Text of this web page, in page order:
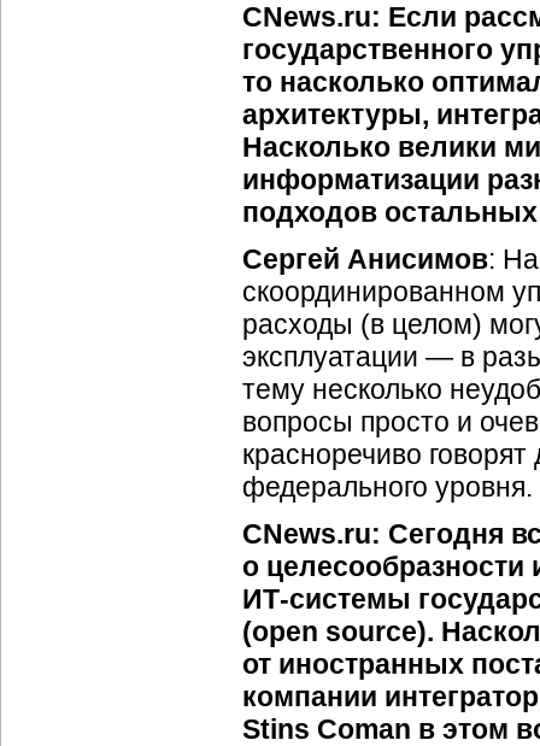
CNews.ru: Если
государственного
то насколько
архитектуры,
Насколько велики
информатизации
подходов
Сергей Анисимов:
скоординированном
расходы (в целом)
эксплуатации — в
тему несколько
вопросы просто и
красноречиво
федерального уровня.
CNews.ru: Сегодня
о целесообразности
ИТ-системы
(open source).
от иностранных
компании
Stins Coman в этом